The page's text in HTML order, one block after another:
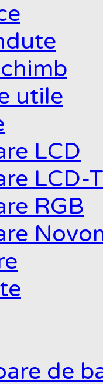
utile
LCD
LCD-
RGB
de